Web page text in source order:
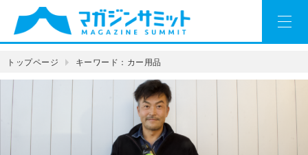
トップページ キーワード：カー用品